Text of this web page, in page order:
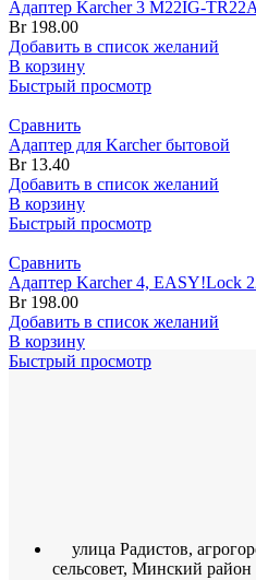
Адаптер Karcher 3 M22IG-
Br198.00
Добавить в список желаний
В корзину
Быстрый просмотр
Сравнить
Адаптер для Karcher бытовой
Br13.40
Добавить в список желаний
В корзину
Быстрый просмотр
Сравнить
Адаптер Karcher 4, EASY!Lock
Br198.00
Добавить в список желаний
В корзину
Быстрый просмотр
улица Радистов,
сельсовет, Минский район